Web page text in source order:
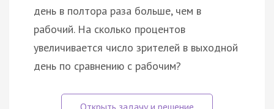
день в полтора раза больше, чем в
рабочий. На сколько процентов
увеличивается число зрителей в выходной
день по сравнению с рабочим?